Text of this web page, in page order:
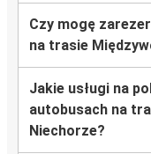
Czy mogę
na trasie
Jakie usługi na
autobusach na
Niechorze?